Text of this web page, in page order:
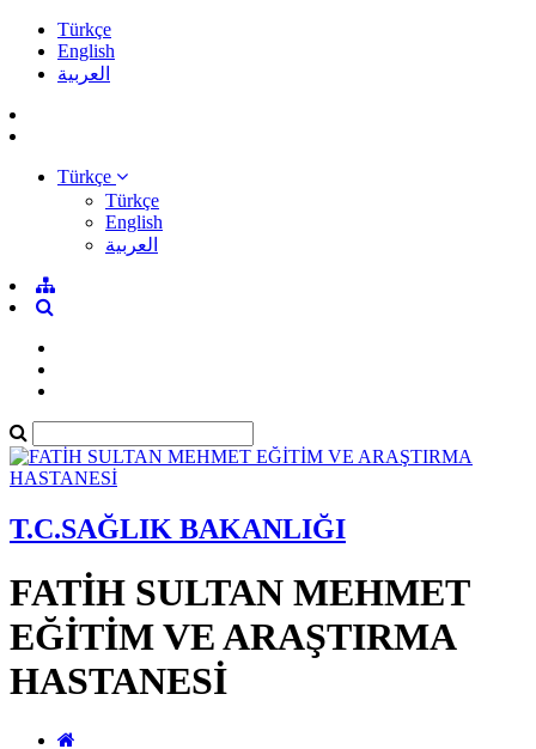
Türkçe
English
العربية
Türkçe
Türkçe
English
العربية
T.C.SAĞLIK BAKANLIĞI
FATİH SULTAN MEHMET
EĞİTİM VE ARAŞTIRMA
HASTANESİ